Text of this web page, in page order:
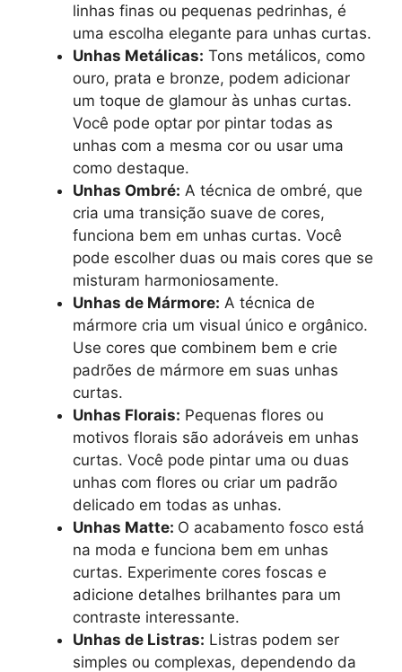
linhas finas ou pequenas pedrinhas, é
uma escolha elegante para unhas curtas.
Unhas Metálicas: Tons metálicos, como
ouro, prata e bronze, podem adicionar
um toque de glamour às unhas curtas.
Você pode optar por pintar todas as
unhas com a mesma cor ou usar uma
como destaque.
Unhas Ombré: A técnica de ombré, que
cria uma transição suave de cores,
funciona bem em unhas curtas. Você
pode escolher duas ou mais cores que se
misturam harmoniosamente.
Unhas de Mármore: A técnica de
mármore cria um visual único e orgânico.
Use cores que combinem bem e crie
padrões de mármore em suas unhas
curtas.
Unhas Florais: Pequenas flores ou
motivos florais são adoráveis em unhas
curtas. Você pode pintar uma ou duas
unhas com flores ou criar um padrão
delicado em todas as unhas.
Unhas Matte: O acabamento fosco está
na moda e funciona bem em unhas
curtas. Experimente cores foscas e
adicione detalhes brilhantes para um
contraste interessante.
Unhas de Listras: Listras podem ser
simples ou complexas, dependendo da